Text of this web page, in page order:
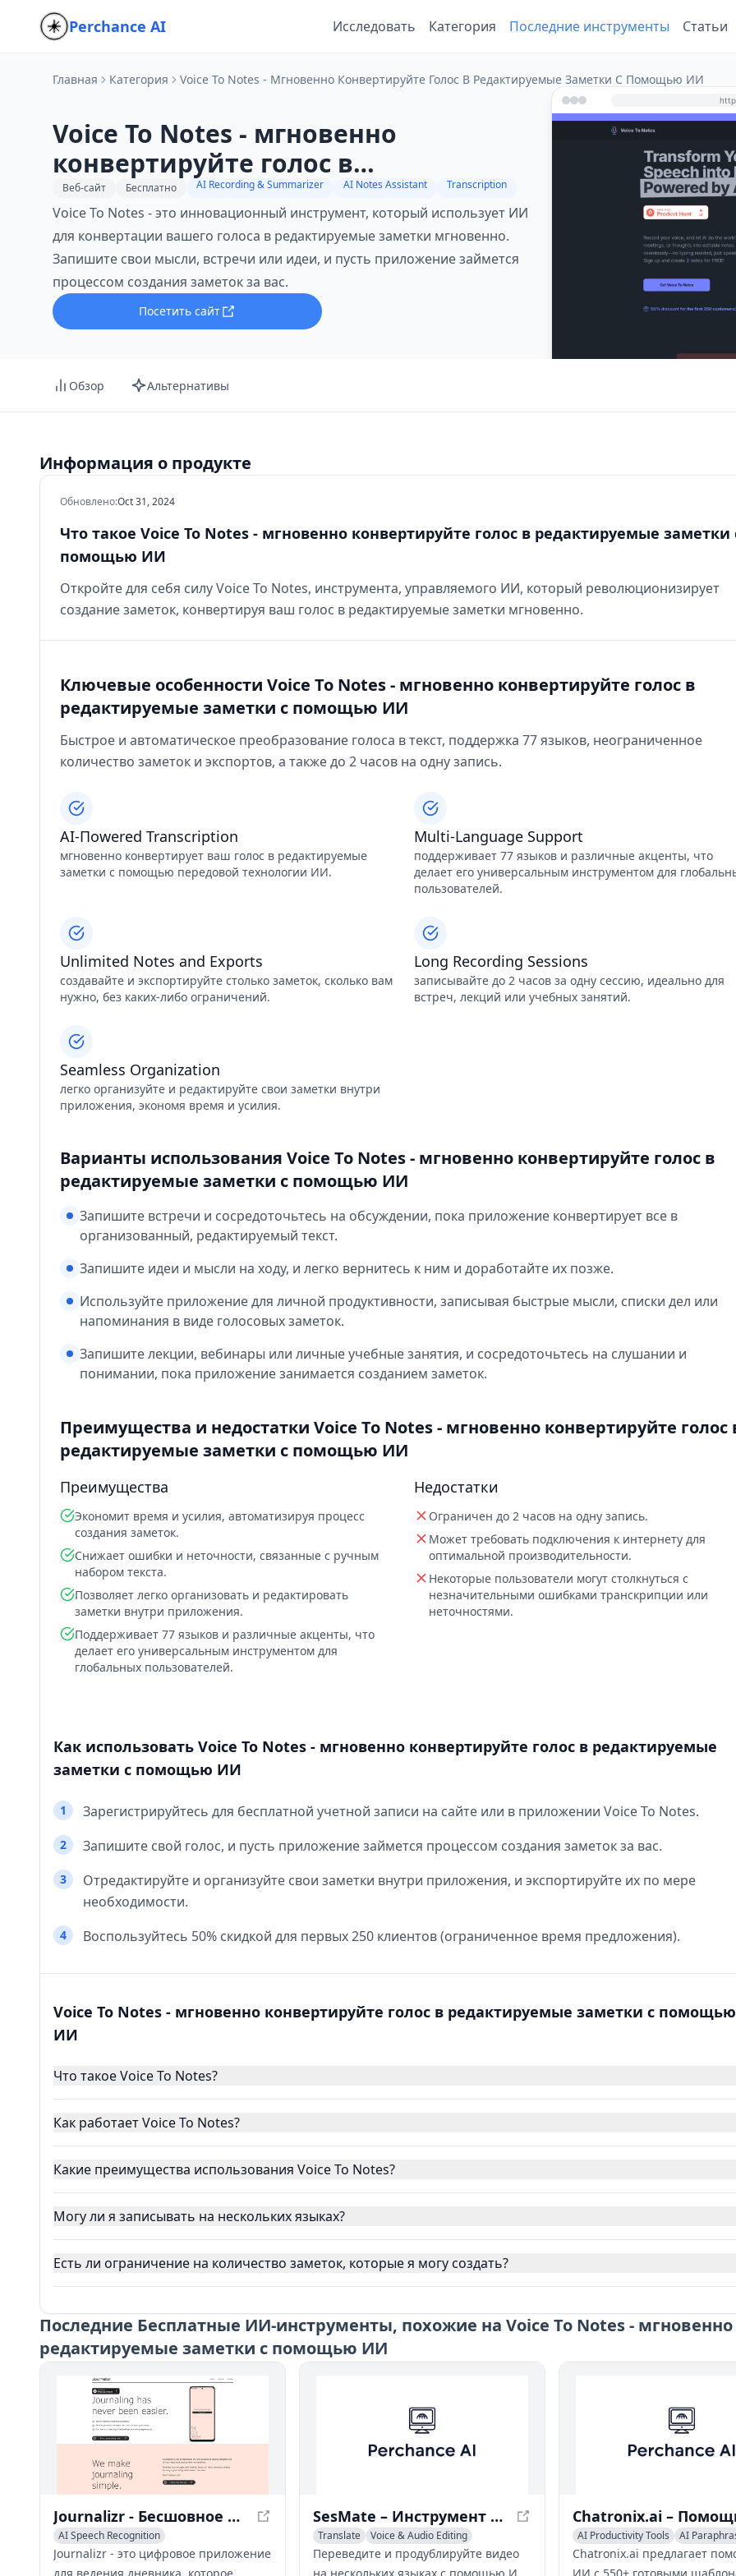
Perchance AI Исследовать Категория Последние инструменты Статьи
Главная Категория Voice To Notes - Мгновенно Конвертируйте Голос В Редактируемые Заметки С Помощью ИИ
Voice To Notes - мгновенно
конвертируйте голос в
редактируемые заметки с помощью
ИИ
Веб-сайт Бесплатно AI Recording & Summarizer AI Notes Assistant Transcription
Voice To Notes - это инновационный инструмент, который использует ИИ
для конвертации вашего голоса в редактируемые заметки мгновенно.
Запишите свои мысли, встречи или идеи, и пусть приложение займется
процессом создания заметок за вас.
Посетить сайт
Обзор Альтернативы
Информация о продукте
Обновлено:Oct 31, 2024
Что такое Voice To Notes - мгновенно конвертируйте голос в редактируемые заметки
помощью ИИ
Откройте для себя силу Voice To Notes, инструмента, управляемого ИИ, который революционизирует
создание заметок, конвертируя ваш голос в редактируемые заметки мгновенно.
Ключевые особенности Voice To Notes - мгновенно конвертируйте голос в
редактируемые заметки с помощью ИИ
Быстрое и автоматическое преобразование голоса в текст, поддержка 77 языков, неограниченное
количество заметок и экспортов, а также до 2 часов на одну запись.
AI-Пowered Transcription
мгновенно конвертирует ваш голос в редактируемые
заметки с помощью передовой технологии ИИ.
Multi-Language Support
поддерживает 77 языков и различные акценты, что
делает его универсальным инструментом для
пользователей.
Unlimited Notes and Exports
создавайте и экспортируйте столько заметок, сколько вам
нужно, без каких-либо ограничений.
Long Recording Sessions
записывайте до 2 часов за одну сессию, идеально для
встреч, лекций или учебных занятий.
Seamless Organization
легко организуйте и редактируйте свои заметки внутри
приложения, экономя время и усилия.
Варианты использования Voice To Notes - мгновенно конвертируйте голос в
редактируемые заметки с помощью ИИ
Запишите встречи и сосредоточьтесь на обсуждении, пока приложение конвертирует все в
организованный, редактируемый текст.
Запишите идеи и мысли на ходу, и легко вернитесь к ним и доработайте их позже.
Используйте приложение для личной продуктивности, записывая быстрые мысли, списки дел или
напоминания в виде голосовых заметок.
Запишите лекции, вебинары или личные учебные занятия, и сосредоточьтесь на слушании и
понимании, пока приложение занимается созданием заметок.
Преимущества и недостатки Voice To Notes - мгновенно конвертируйте голос
редактируемые заметки с помощью ИИ
Преимущества
Экономит время и усилия, автоматизируя процесс
создания заметок.
Снижает ошибки и неточности, связанные с ручным
набором текста.
Позволяет легко организовать и редактировать
заметки внутри приложения.
Поддерживает 77 языков и различные акценты, что
делает его универсальным инструментом для
глобальных пользователей.
Недостатки
Ограничен до 2 часов на одну запись.
Может требовать подключения к интернету для
оптимальной производительности.
Некоторые пользователи могут столкнуться с
незначительными ошибками транскрипции или
неточностями.
Как использовать Voice To Notes - мгновенно конвертируйте голос в редактируемые
заметки с помощью ИИ
1 Зарегистрируйтесь для бесплатной учетной записи на сайте или в приложении Voice To Notes.
2 Запишите свой голос, и пусть приложение займется процессом создания заметок за вас.
3
Отредактируйте и организуйте свои заметки внутри приложения, и экспортируйте их по мере
необходимости.
4 Воспользуйтесь 50% скидкой для первых 250 клиентов (ограниченное время предложения).
Voice To Notes - мгновенно конвертируйте голос в редактируемые заметки с помощью
ИИ
Что такое Voice To Notes?
Как работает Voice To Notes?
Какие преимущества использования Voice To Notes?
Могу ли я записывать на нескольких языках?
Есть ли ограничение на количество заметок, которые я могу создать?
Последние Бесплатные ИИ-инструменты, похожие на Voice To Notes - мгновенно
редактируемые заметки с помощью ИИ
Journalizr - Бесшовное Цифровое Ведение Дневника, Упрощенное До Простоты
AI Speech Recognition
AI Recording & Summarizer
AI Productivity Tools
Journalizr - это цифровое приложение
SesMate – Инструмент перевода и дубляжа видео с помощью ИИ
Translate
Voice & Audio Editing
AI Recording & Summarizer
Переведите и продублируйте видео
AI Productivity Tools
AI
AI Recording & Summarizer
Chatronix.ai предлагает